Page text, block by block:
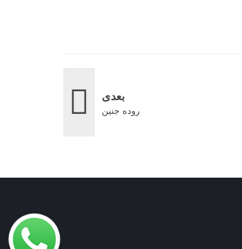
بعدی
روده جنین